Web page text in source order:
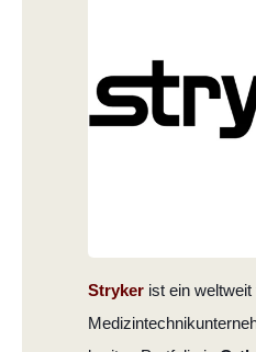
Stryker ist ein